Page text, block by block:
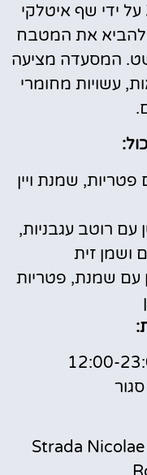
המסעדה נוסדה בשנת 2005 על ידי שף איטלקי
להביא את המטבח
המסעדה מציעה
עשויות מחומרי
שמנת ויין
עם רוטב עגבניות,
ושמן זית
עם שמנת, פטריות
Strada